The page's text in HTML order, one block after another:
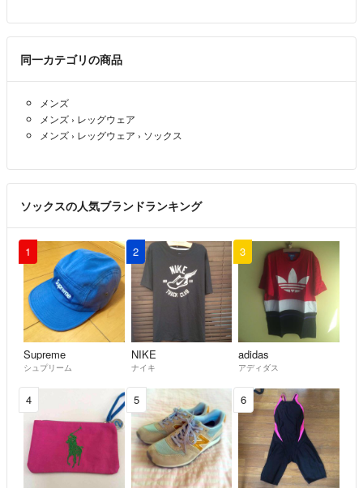
同一カテゴリの商品
メンズ
メンズ › レッグウェア
メンズ › レッグウェア › ソックス
ソックスの人気ブランドランキング
1
Supreme
シュプリーム
2
NIKE
ナイキ
3
adidas
アディダス
4 5 6